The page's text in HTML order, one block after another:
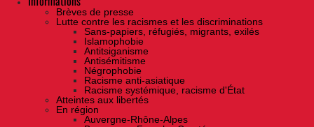
Brèves de presse
Lutte contre les racismes et les discriminations
Sans-papiers, réfugiés, migrants, exilés
Islamophobie
Antitsiganisme
Antisémitisme
Négrophobie
Racisme anti-asiatique
Racisme systémique, racisme d'État
Atteintes aux libertés
En région
Auvergne-Rhône-Alpes